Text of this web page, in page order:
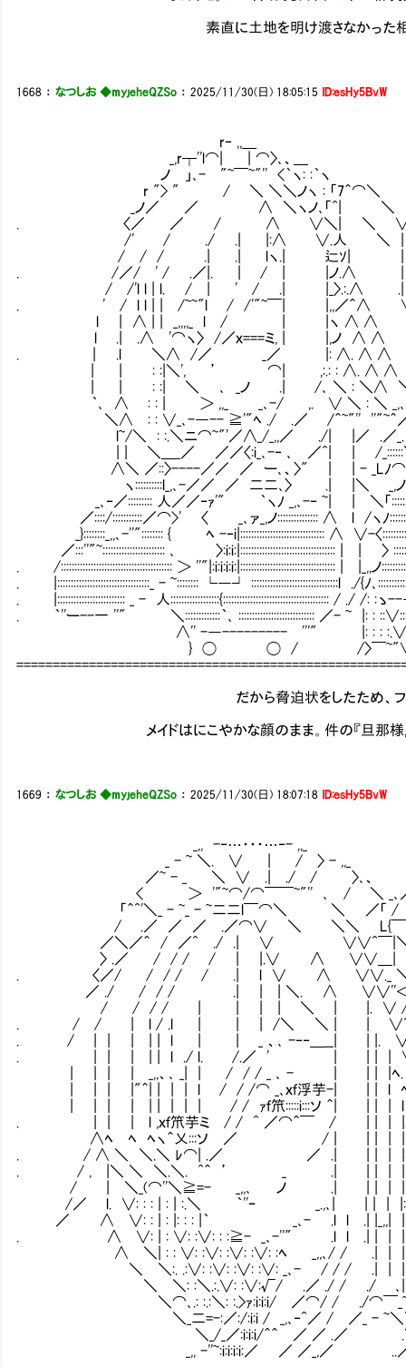
素直に土地を明け渡さなかった相手が悪い
1668 ：なつしお ◆myjeheQZSo ：2025/11/30(日) 18:05:15 ID:esHy5BvW
r‐ ,,＿
_,r┬''l⌒| | ⌒〉､、＿
ノ 」､- "~￣~"'' <｀ヽ: :｀ヽ
r "> " / ＼ ＼＼ノヽ : 「7＾⌒＼
_ノ／ ／ ∧ ＼ヽノ､「^| ＼
. 〈／ ／ / ∧ ∨＼| ＼
/' / ./ .| |:∧ ∨.人 ＼ |
/ / / .| .| lヽ.| 辷ｿ| |
. /／/ ' / .／|. | / | |ノ.∧ |
/ /'l l | l. / | ' / .| |_〉.:.∧ .|
. ' / l l | | /~~"l / /'"~￣| |,,／＾∧
l | ∧ | | _,,,,_ l / | |ヽ ∧ ∧ ∨ そこで
l .| .∧ '⌒ヽ〉 /／ｘ===ミ, | |,ノ ∧
. | .l ＼∧ /／ _／ |: ∧. ∧ ∧ ∨ 私から
| | : :|＼', ’ ⌒| ,:.: : ∧. ∧
| | : :| ＼ ､ _ノ .| /､ ＼ : ＼∧ ＼ ＼
｀､ ∧ : : | ＞ ,,_ _､-/ ,. ∨ ＼ : ＼ _,
＼∧ : : ∨_､-―-- ≧'"ﾍ ./ .／ /＾~"'' ''"~＾
l~/＼ : :.＼ニ⌒~"'／∧_/_,,／ ./| |／ .／
| | ＼＿_／ ／／〈:i_､-‐ ､ ／^| | /_::::::
∧＼ ／::〉----／／ ／ ー､、〉" | | - _Lﾉ
ヽ::::::::::l_,､-／／ ／ 二二､〉 .| |＼ _,ノ
_､‐／::::::::: 人／／‐ｧ'" ｀ヽﾉ _,､-‐ ~| | ＼「
／::::/:::::::::::／⌒>' 〈 _､ァ_,ノ::::::::::::::: ∧ l /ヽﾉ
_}::::::::_,,､-''":::::::: { ﾍ -‐i|::::::::::::::::::::::::::::::: ∧ ∨-〈
／:::''"~::::::::::::::::::::::: ､ 〉:i:i:|::::::::::::::::::::::::::::::::::: | | 〉
. /::::::::::::::::::::::::::::::::::::::::: ＞ ''"|:i:i:i:i:|::::::::::::::::::::::::::::::::::: |
. |::::::::::::::::::::::::::::::::::_ - ~:::::::: └―┘ ::::::::::::::::::::::::::::::::l ./{ﾉ
. |::::::::::::::::::::::::: _ - 人::::::::::::::::::{::::::::::::::::::::::::::::::::::::::: /
. ｀''ー--一 ''" ＼:::::::::::::｀､ :::::::::::::::::::::::::::: ／- ~ |: :
∧'' -―--------- '''" |: : :
} ◯ ◯ / /〉￣
だから脅迫状をしたため、フェイトの
メイドはにこやかな顔のまま。件の『旦那様』への
1669 ：なつしお ◆myjeheQZSo ：2025/11/30(日) 18:07:18 ID:esHy5BvW
_,, -‐…・・・…‐- ,,_
_ - ~ ＼. ∨ | / 〉 - ,,_
／~ - _ ＼ ∨ .| ./ / 〉､、
< ＞ '"~⌒/⌒￣￣~"'' ､ / ＼ _､／＾
「＾^'＼_ - ~_ - ~二二l￣⌒＼ ＼ ／「 /
/ .／ ／ ／ .／⌒∨ ＼ ＼＼ L{￣
／＼／＾ / ／^ ./ .| ∨ ∨∨^￣|
〉 .／ / / / / | |.∨ ∧ ∨∨＿|
. 〈／/ / / / / .| l ∨ ∧ ∨∨._ ＼
／ ./ / / / .| | | ＼. ∧ ∨∨''＜
/ / / / | | | | ＼ | |. ∨ /:
. / / | l / .l | | | /＼ ＼ | | ∨^|
. / | | | | | l | | _ 、､ -‐‐＿__| | |.
. | | | | | l ./ l. /.／ ' | | | | ∨.:
| | | | _,,、､ _| | / / / _ ､ - | | | |ﾍ.
| | | |"＾| | | | l / / /⌒ _､ｘｆ浮芋-| | | l ﾍ ∨| :
| | | | | | | | | / / ｧｆ笊:::::i:::ソ ＾| | | | l |-_＼
. | | | l ,ｘｆ笊芋ミ / / ^ ／⌒＾￣ / | | | |ﾉ : ^
∧ﾍ ﾍ ﾍヽ＾乂:::ソ ／ / | | | | |: | :
. / ∧ ＼ ＼.＼ ﾚ⌒| .／ ／ .| | | | |: | :
. / , |＼ ＼ ＼.＼. ^＾ ’ _ .| | | |
/ | ＼_(⌒''＼≧=- _,,､ ノ .| | | | |: | : :|: :| | 土
/／ l. ∨: : : | : | :.＼ ｀''ｰ _.,､| | |
／ ∧ ∨: : | : |: : : |｀ _､- .l l .| |_,,| |: |
. ∧ ∨: | : ∨: :∨: : :≧- _､-''" .l l .| |
∧ ＼| : : ∨: :∨: :∨: :∨: :ﾍ _,,､/ / .| | |: |
＼ ＼:. .:∨: :∨: :∨: :∨: _､- / / / .| | |: |
＼ ＼: :＼.:.∨: :∨:√/ .／ ./ / ./ ､|: | :
＼⌒､.: :.:＼: :.>ｧ:i:i:i/ ／⌒/ / ./⌒￣_~ -
＼_二=-:／:/:i:i / _,､‐^／ / ／_ - ~＼＼
＼_/_／:i:i:i/＾＾ ／ ／ .／ .∨
_,, -''~:i:i:i:i:／ ／ ／_,／ ..／＾